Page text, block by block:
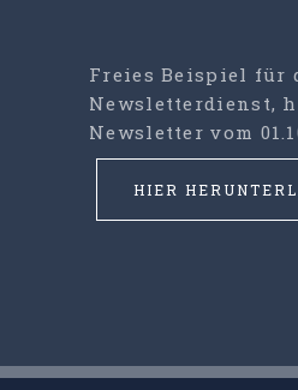
Freies Beispiel für
Newsletterdienst,
Newsletter vom
HIER